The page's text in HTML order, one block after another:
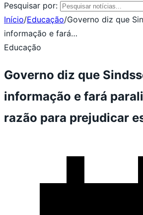
Pesquisar por:
Início/Educação/Governo diz que
informação e fará…
Educação
Governo diz que
informação e fará
razão para prejudicar